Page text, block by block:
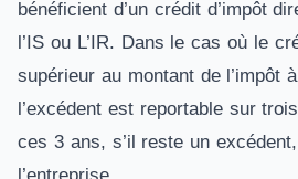
bénéficient d’un crédit d’impôt
l’IS ou L’IR. Dans le cas où le
supérieur au montant de l’impôt
l’excédent est reportable sur
ces 3 ans, s’il reste un